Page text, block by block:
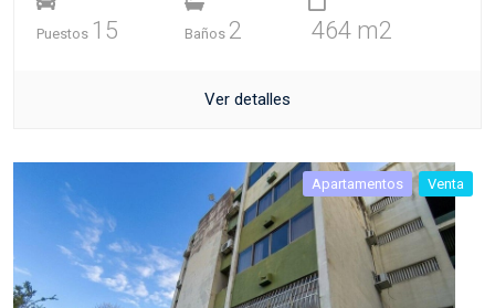
Puestos 15 Baños 2 464 m2
Ver detalles
Apartamentos Venta